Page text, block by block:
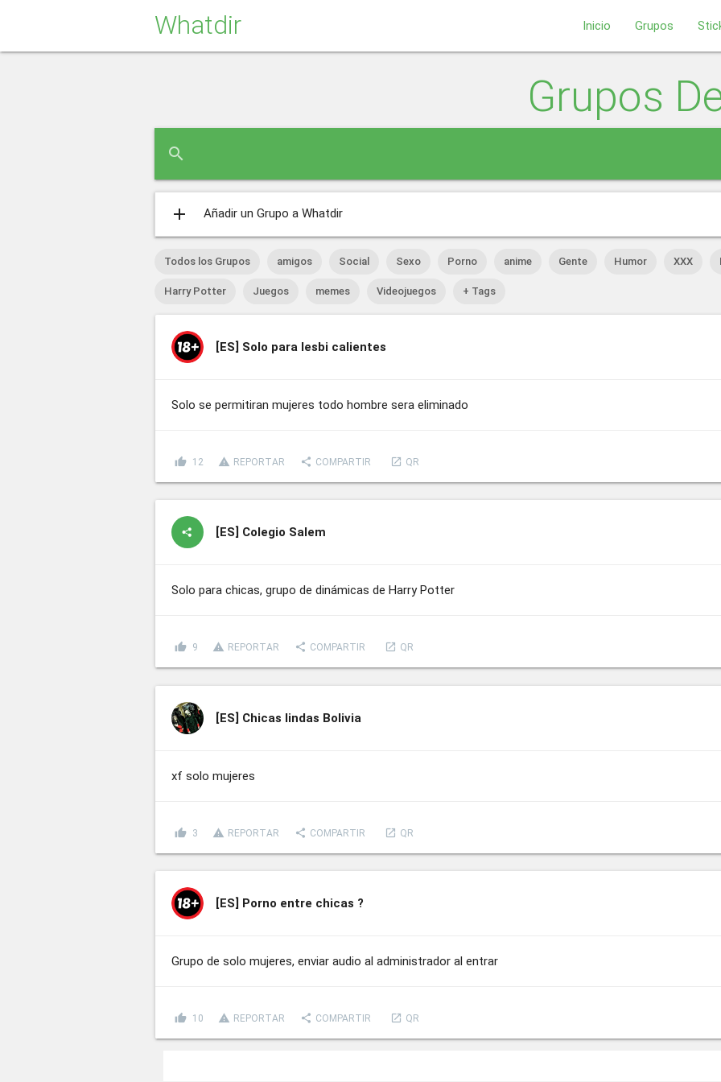
Whatdir Inicio Grupos
Grupos
search
add Añadir un Grupo a Whatdir
Todos los Grupos amigos Social Sexo Porno anime Gente Humor XXX
Harry Potter Juegos memes Videojuegos + Tags
[ES] Solo para lesbi calientes
Solo se permitiran mujeres todo hombre sera eliminado
thumb_up 12 report_problem REPORTAR share COMPARTIR launch QR
[ES] Colegio Salem
Solo para chicas, grupo de dinámicas de Harry Potter
thumb_up 9 report_problem REPORTAR share COMPARTIR launch QR
[ES] Chicas lindas Bolivia
xf solo mujeres
thumb_up 3 report_problem REPORTAR share COMPARTIR launch QR
[ES] Porno entre chicas ?
Grupo de solo mujeres, enviar audio al administrador al entrar
thumb_up 10 report_problem REPORTAR share COMPARTIR launch QR